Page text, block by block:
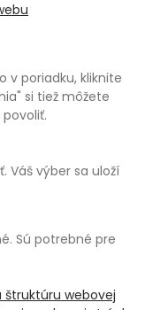
v poriadku, kliknite
si tiež môžete
Váš výber sa uloží
Sú potrebné pre
štruktúru webovej